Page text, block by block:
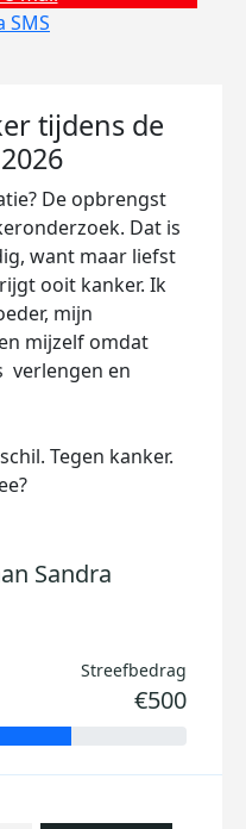
SMS
tijdens de
De opbrengst
Dat is
want maar liefst
ooit kanker. Ik
mijn
mijzelf omdat
verlengen en
Tegen kanker.
Sandra
Streefbedrag
€500